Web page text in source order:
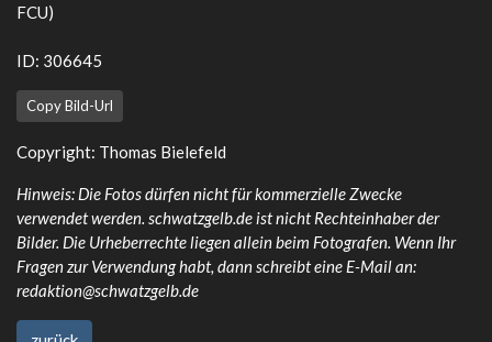
FCU)
ID: 306645
Copy Bild-Url
Copyright: Thomas Bielefeld
Hinweis: Die Fotos dürfen nicht für kommerzielle Zwecke
verwendet werden. schwatzgelb.de ist nicht Rechteinhaber der
Bilder. Die Urheberrechte liegen allein beim Fotografen. Wenn Ihr
Fragen zur Verwendung habt, dann schreibt eine E-Mail an:
redaktion@schwatzgelb.de